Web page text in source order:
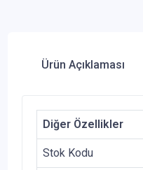
Ürün Açıklaması
Diğer Özellikler
Stok Kodu